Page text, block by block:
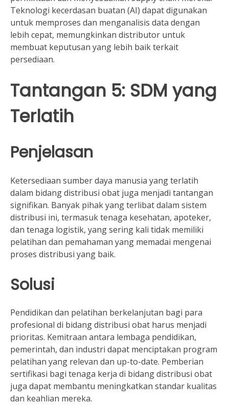
Teknologi kecerdasan buatan (AI) dapat digunakan
untuk memproses dan menganalisis data dengan
lebih cepat, memungkinkan distributor untuk
membuat keputusan yang lebih baik terkait
persediaan.
Tantangan 5: SDM yang
Terlatih
Penjelasan
Ketersediaan sumber daya manusia yang terlatih
dalam bidang distribusi obat juga menjadi tantangan
signifikan. Banyak pihak yang terlibat dalam sistem
distribusi ini, termasuk tenaga kesehatan, apoteker,
dan tenaga logistik, yang sering kali tidak memiliki
pelatihan dan pemahaman yang memadai mengenai
proses distribusi yang baik.
Solusi
Pendidikan dan pelatihan berkelanjutan bagi para
profesional di bidang distribusi obat harus menjadi
prioritas. Kemitraan antara lembaga pendidikan,
pemerintah, dan industri dapat menciptakan program
pelatihan yang relevan dan up-to-date. Pemberian
sertifikasi bagi tenaga kerja di bidang distribusi obat
juga dapat membantu meningkatkan standar kualitas
dan keahlian mereka.